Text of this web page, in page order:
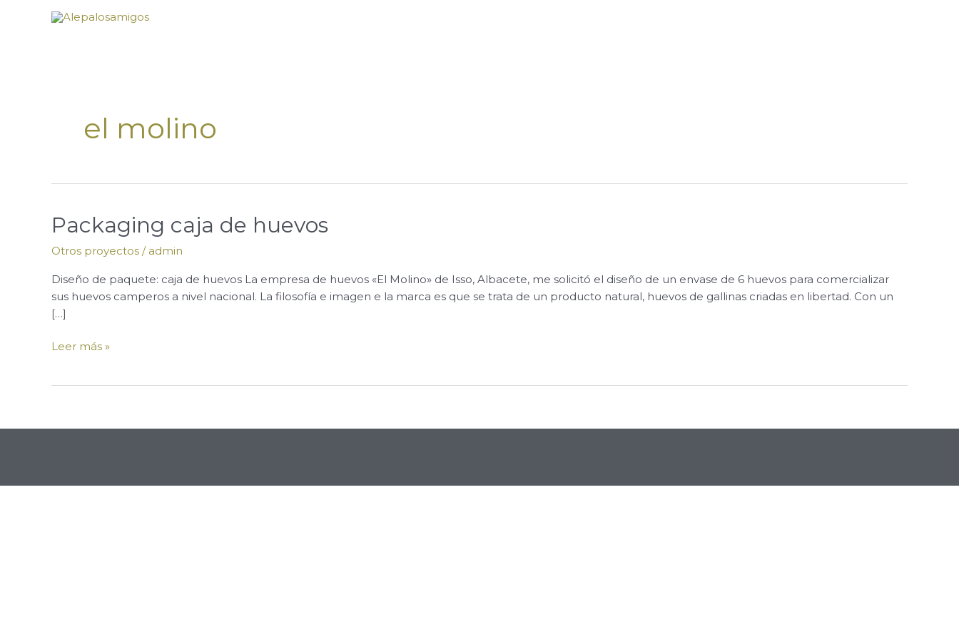
el molino
Packaging caja de huevos
Otros proyectos / admin
Diseño de paquete: caja de huevos La empresa de huevos «El Molino» de Isso, Albacete, me solicitó el diseño de un envase de 6 huevos para comercializar
sus huevos camperos a nivel nacional. La filosofía e imagen e la marca es que se trata de un producto natural, huevos de gallinas criadas en libertad. Con un
[…]
Packaging
caja
de
Leer más »